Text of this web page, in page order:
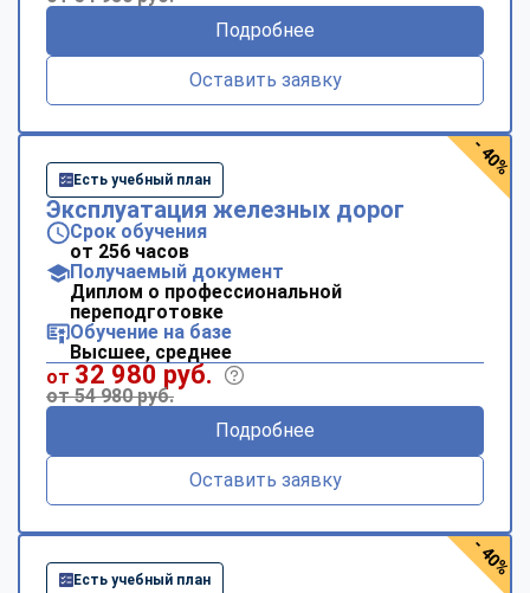
Подробнее
Оставить заявку
Есть учебный план
Эксплуатация железных дорог
Срок обучения
от 256 часов
Получаемый документ
Диплом о профессиональной
переподготовке
Обучение на базе
Высшее, среднее
от 32 980 руб.
от 54 980 руб.
Подробнее
Оставить заявку
- 40%
Есть учебный план
- 40%